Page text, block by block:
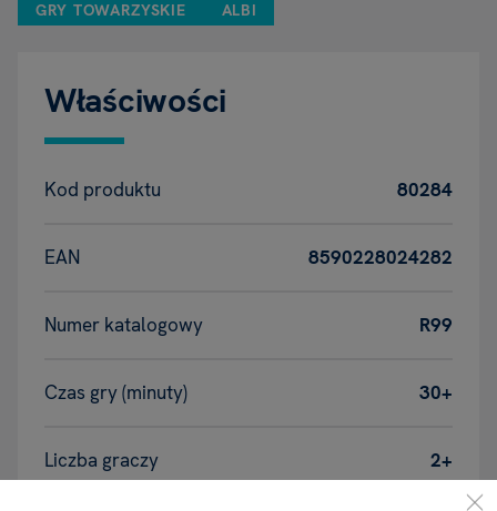
GRY TOWARZYSKIE ALBI
Właściwości
Kod produktu 80284
EAN 8590228024282
Numer katalogowy R99
Czas gry (minuty) 30+
Liczba graczy 2+